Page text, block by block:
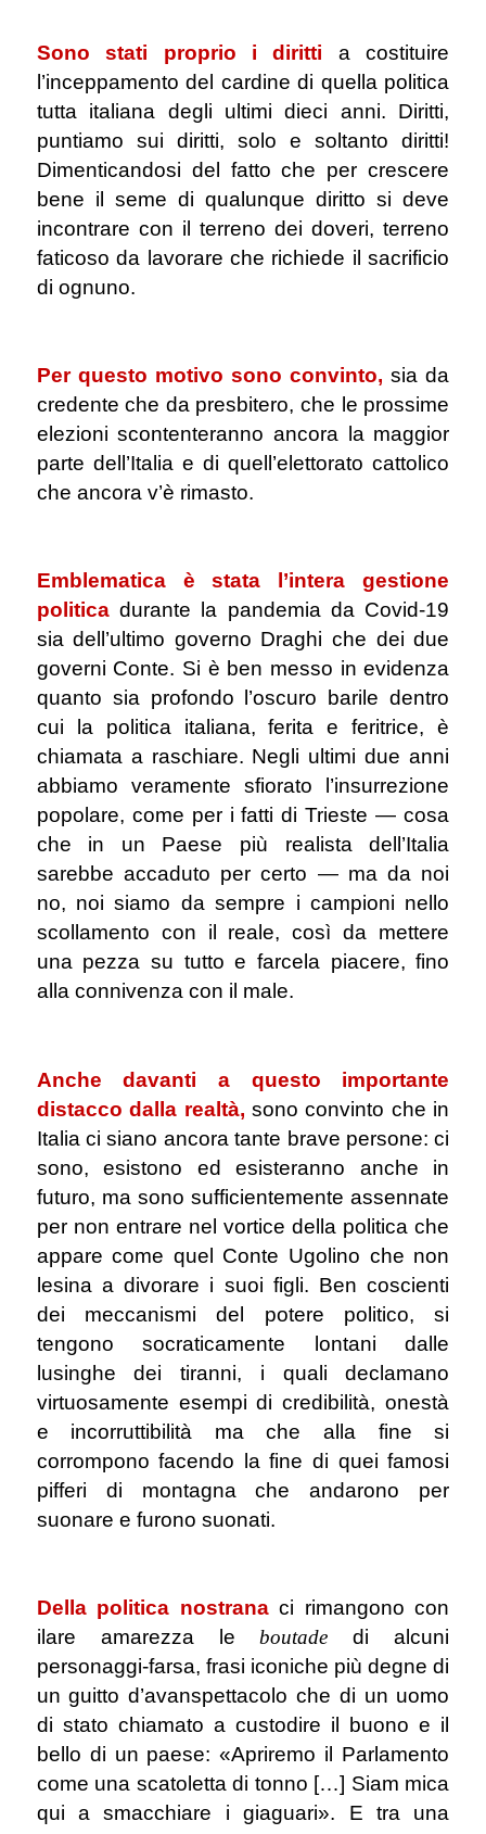
Sono stati proprio i diritti a costituire
l’inceppamento del cardine di quella politica
tutta italiana degli ultimi dieci anni. Diritti,
puntiamo sui diritti, solo e soltanto diritti!
Dimenticandosi del fatto che per crescere
bene il seme di qualunque diritto si deve
incontrare con il terreno dei doveri, terreno
faticoso da lavorare che richiede il sacrificio
di ognuno.
Per questo motivo sono convinto, sia da
credente che da presbitero, che le prossime
elezioni scontenteranno ancora la maggior
parte dell’Italia e di quell’elettorato cattolico
che ancora v’è rimasto.
Emblematica è stata l’intera gestione
politicadurante la pandemia da Covid-19
sia dell’ultimo governo Draghi che dei due
governi Conte. Si è ben messo in evidenza
quanto sia profondo l’oscuro barile dentro
cui la politica italiana, ferita e feritrice, è
chiamata a raschiare. Negli ultimi due anni
abbiamo veramente sfiorato l’insurrezione
popolare, come per i fatti di Trieste ― cosa
che in un Paese più realista dell’Italia
sarebbe accaduto per certo ― ma da noi
no, noi siamo da sempre i campioni nello
scollamento con il reale, così da mettere
una pezza su tutto e farcela piacere, fino
alla connivenza con il male.
Anche davanti a questo importante
distacco dalla realtà, sono convinto che in
Italia ci siano ancora tante brave persone: ci
sono, esistono ed esisteranno anche in
futuro, ma sono sufficientemente assennate
per non entrare nel vortice della politica che
appare come quel Conte Ugolino che non
lesina a divorare i suoi figli. Ben coscienti
dei meccanismi del potere politico, si
tengono socraticamente lontani dalle
lusinghe dei tiranni, i quali declamano
virtuosamente esempi di credibilità, onestà
e incorruttibilità ma che alla fine si
corrompono facendo la fine di quei famosi
pifferi di montagna che andarono per
suonare e furono suonati.
Della politica nostranaci rimangono con
ilare amarezza leboutade
di alcuni
personaggi-farsa, frasi iconiche più degne di
un guitto d’avanspettacolo che di un uomo
di stato chiamato a custodire il buono e il
bello di un paese: «Apriremo il Parlamento
come una scatoletta di tonno […] Siam mica
qui a smacchiare i giaguari». E tra una